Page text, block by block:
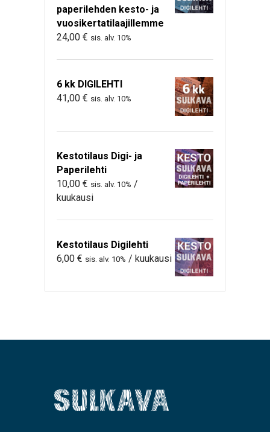
paperilehden kesto- ja
vuosikertatilaajillemme
24,00 € sis. alv. 10%
6 kk DIGILEHTI
41,00 € sis. alv. 10%
Kestotilaus Digi- ja
Paperilehti
10,00 € sis. alv. 10% /
kuukausi
Kestotilaus Digilehti
6,00 € sis. alv. 10% / kuukausi